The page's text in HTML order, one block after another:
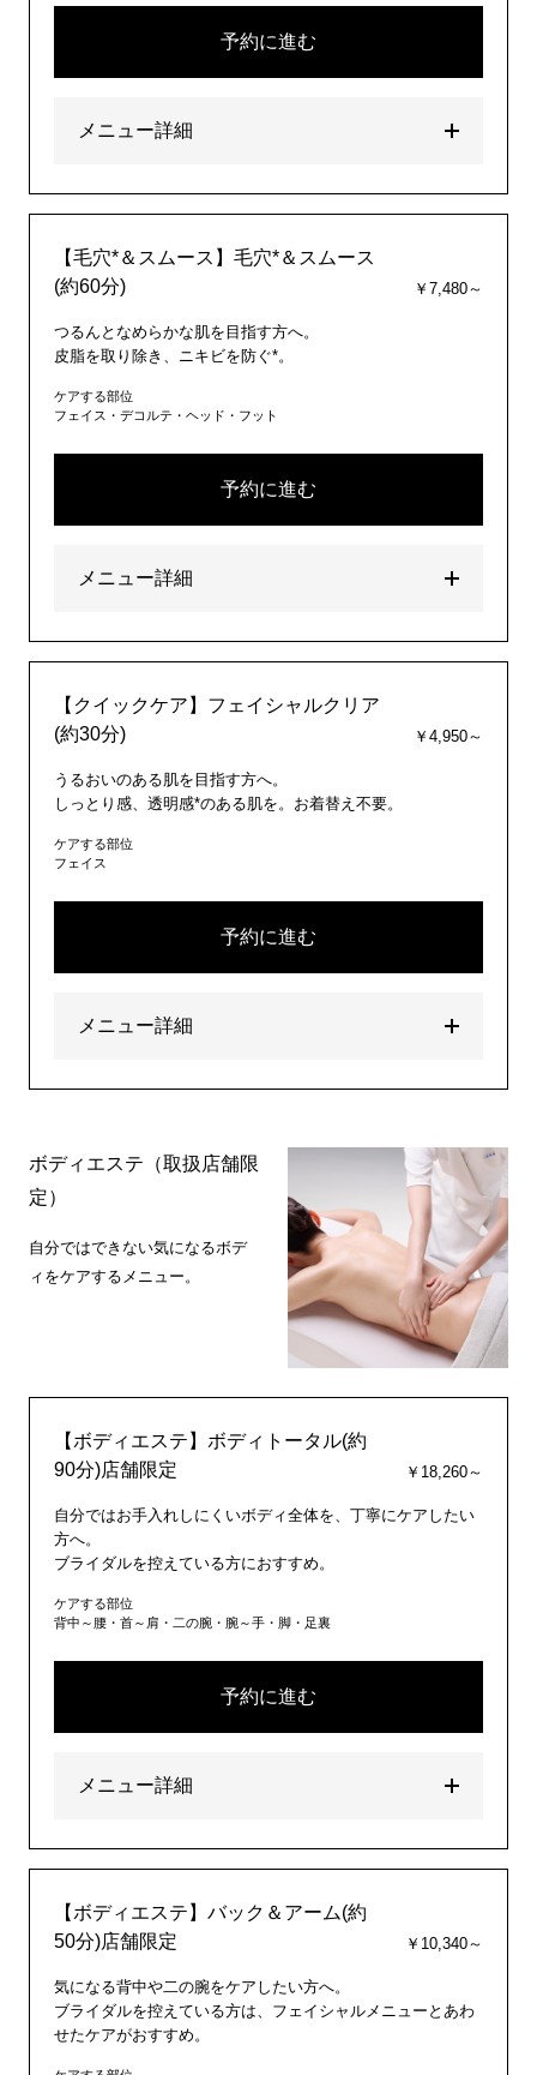
予約に進む
メニュー詳細
【毛穴*＆スムース】毛穴*＆スムース
(約60分)
￥7,480～
つるんとなめらかな肌を目指す方へ。
皮脂を取り除き、ニキビを防ぐ*。
ケアする部位
フェイス・デコルテ・ヘッド・フット
予約に進む
メニュー詳細
【クイックケア】フェイシャルクリア
(約30分)
￥4,950～
うるおいのある肌を目指す方へ。
しっとり感、透明感*のある肌を。お着替え不要。
ケアする部位
フェイス
予約に進む
メニュー詳細
ボディエステ（取扱店舗限
定）
自分ではできない気になるボデ
ィをケアするメニュー。
【ボディエステ】ボディトータル(約
90分)店舗限定
￥18,260～
自分ではお手入れしにくいボディ全体を、丁寧にケアしたい
方へ。
ブライダルを控えている方におすすめ。
ケアする部位
背中～腰・首～肩・二の腕・腕～手・脚・足裏
予約に進む
メニュー詳細
【ボディエステ】バック＆アーム(約
50分)店舗限定
￥10,340～
気になる背中や二の腕をケアしたい方へ。
ブライダルを控えている方は、フェイシャルメニューとあわ
せたケアがおすすめ。